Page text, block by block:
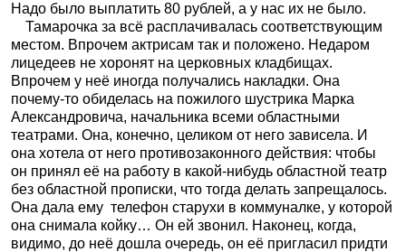
Надо было выплатить 80 рублей, а у нас их не было.
Тамарочка за всё расплачивалась соответствующим
местом. Впрочем актрисам так и положено. Недаром
лицедеев не хоронят на церковных кладбищах.
Впрочем у неё иногда получались накладки. Она
почему-то обиделась на пожилого шустрика Марка
Александровича, начальника всеми областными
театрами. Она, конечно, целиком от него зависела. И
она хотела от него противозаконного действия: чтобы
он принял её на работу в какой-нибудь областной театр
без областной прописки, что тогда делать запрещалось.
Она дала ему телефон старухи в коммуналке, у которой
она снимала койку… Он ей звонил. Наконец, когда,
видимо, до неё дошла очередь, он её пригласил придти